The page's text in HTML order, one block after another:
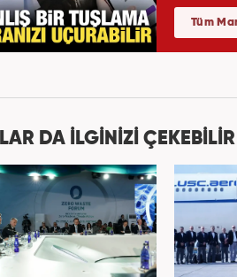
DA İLGİNİZİ ÇEKEBİLİR